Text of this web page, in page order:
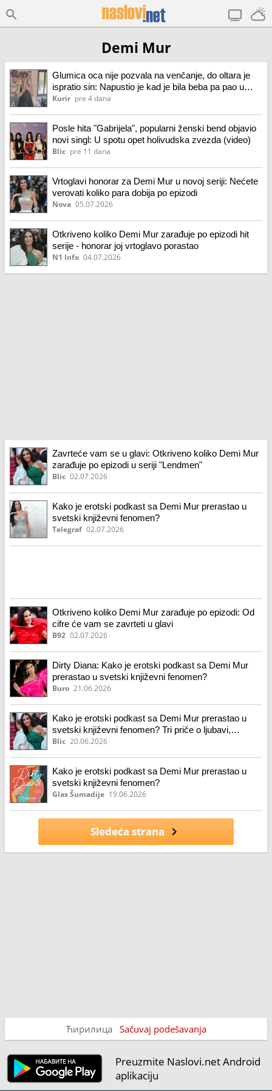
Demi Mur
Glumica oca nije pozvala na venčanje, do oltara je
ispratio sin: Napustio je kad je bila beba pa pao u
kandže droge
Kurir pre 4 dana
Posle hita "Gabrijela", popularni ženski bend objavio
novi singl: U spotu opet holivudska zvezda (video)
Blic pre 11 dana
Vrtoglavi honorar za Demi Mur u novoj seriji: Nećete
verovati koliko para dobija po epizodi
Nova 05.07.2026
Otkriveno koliko Demi Mur zarađuje po epizodi hit
serije - honorar joj vrtoglavo porastao
N1 Info 04.07.2026
Zavrteće vam se u glavi: Otkriveno koliko Demi Mur
zarađuje po epizodi u seriji "Lendmen"
Blic 02.07.2026
Kako je erotski podkast sa Demi Mur prerastao u
svetski književni fenomen?
Telegraf 02.07.2026
Otkriveno koliko Demi Mur zarađuje po epizodi: Od
cifre će vam se zavrteti u glavi
B92 02.07.2026
Dirty Diana: Kako je erotski podkast sa Demi Mur
prerastao u svetski književni fenomen?
Buro 21.06.2026
Kako je erotski podkast sa Demi Mur prerastao u
svetski književni fenomen? Tri priče o ljubavi,
poverenju i posledicama teških odluka
Blic 20.06.2026
Kako je erotski podkast sa Demi Mur prerastao u
svetski književni fenomen?
Glas Šumadije 19.06.2026
Sledeća strana
Ћирилица Sačuvaj podešavanja
Preuzmite Naslovi.net Android
aplikaciju